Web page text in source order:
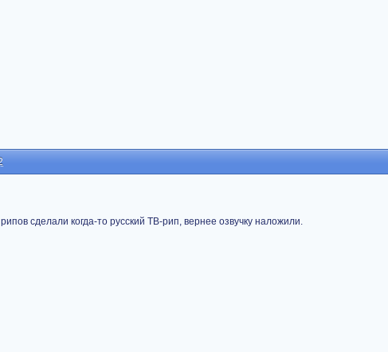
сделали когда-то русский ТВ-рип, вернее озвучку наложили.